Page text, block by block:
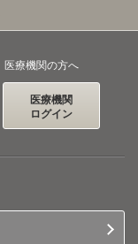
医療機関の方へ
医療機関
ログイン